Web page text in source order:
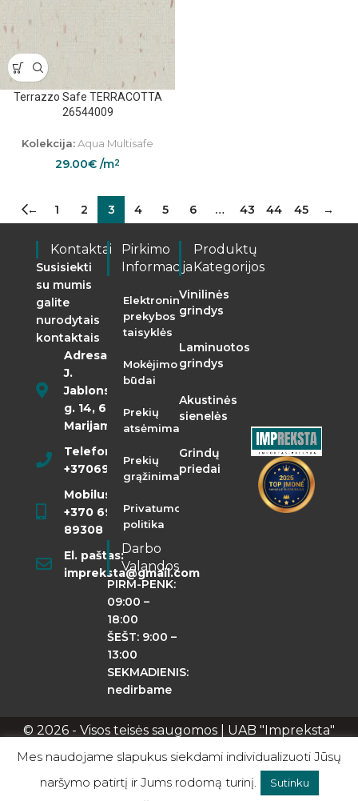
Terrazzo Safe TERRACOTTA
26544009
Kolekcija:Aqua Multisafe
29.00€ /m2
← 1 2 3 4 5 6 … 43 44 45 →
Kontaktai
Susisiekti
su mumis
galite
nurodytais
kontaktais
Adresas:
J.
Jablonskio
g. 14, 68290
Marijampolė
Telefonas:
+37069855400
Mobilusis:
+370 698
89308
El. paštas:
impreksta@gmail.com
Pirkimo
Informacija
Elektroninės
prekybos
taisyklės
Mokėjimo
būdai
Prekių
atsėmimas
Prekių
grąžinimas
Privatumo
politika
Darbo
Valandos
PIRM-PENK:
09:00 –
18:00
ŠEŠT: 9:00 –
13:00
SEKMADIENIS:
nedirbame
Produktų
Kategorijos
Vinilinės
grindys
Laminuotos
grindys
Akustinės
sienelės
Grindų
priedai
© 2026 - Visos teisės saugomos | UAB "Impreksta"
Apie mus Kontaktai Privatumo politika
Mes naudojame slapukus siekdami individualizuoti Jūsų
naršymo patirtį ir Jums rodomą turinį.
Sutinku